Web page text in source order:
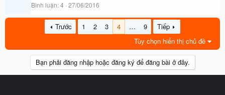
Bình luận 4 27/06/2016
Trước 1 2 3 4 … 9
Tiếp
Tùy chọn hiển thị chủ đề
Bạn phải đăng nhập hoặc đăng ký để đăng bài ở đây.